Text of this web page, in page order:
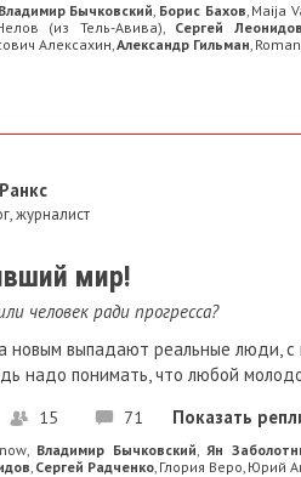
Владимир Бычковский, Борис Бахов, Maija
(из Тель-Авива), Сергей Леонидов
Алексахин,Александр Гильман,
журналист
мир!
человек ради прогресса?
новым выпадают реальные люди, с
надо понимать, что любой
15 71 Показать
, Владимир Бычковский, Ян
, Сергей Радченко, Глория Веро, Юрий